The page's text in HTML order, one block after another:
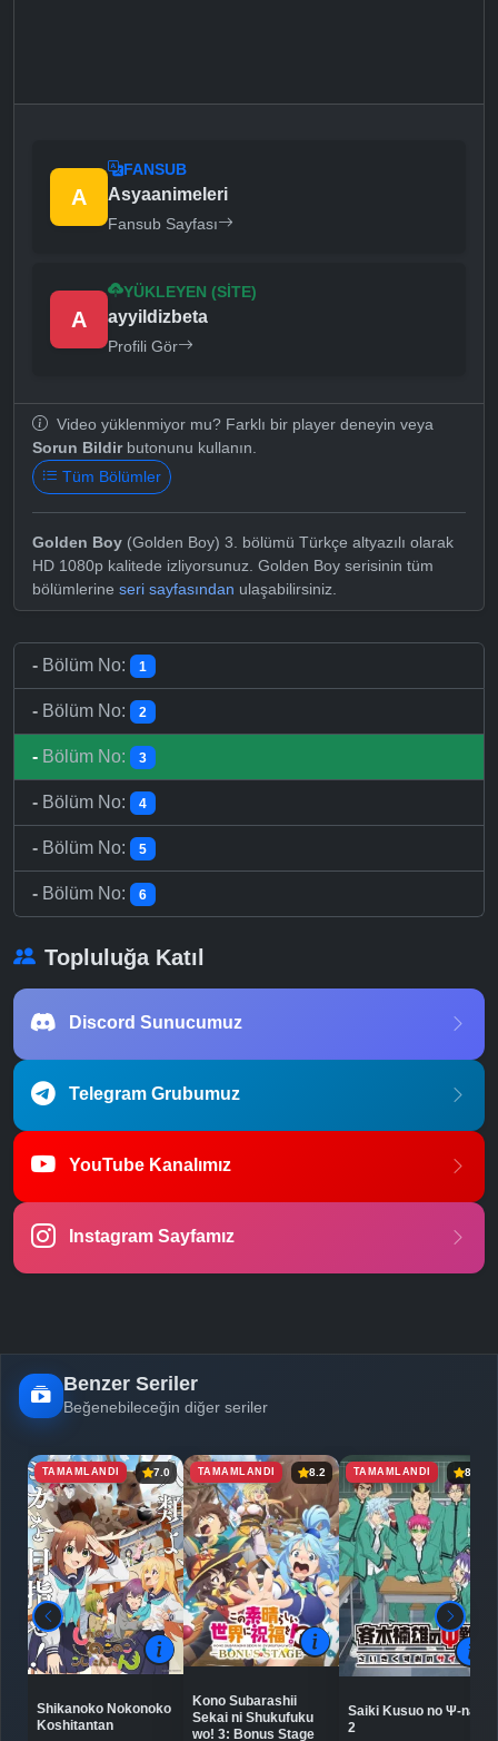
A
FANSUB
Asyaanimeleri
Fansub Sayfası
A
YÜKLEYEN (SITE)
ayyildizbeta
Profili Gör
Video yüklenmiyor mu? Farklı bir player deneyin veya
Sorun Bildirbutonunu kullanın.
Tüm Bölümler
Golden Boy (Golden Boy) 3. bölümü Türkçe altyazılı olarak
HD 1080p kalitede izliyorsunuz. Golden Boy serisinin tüm
bölümlerine seri sayfasından ulaşabilirsiniz.
- Bölüm No: 1
- Bölüm No: 2
- Bölüm No: 3
- Bölüm No: 4
- Bölüm No: 5
- Bölüm No: 6
Topluluğa Katıl
Discord Sunucumuz
Telegram Grubumuz
YouTube Kanalımız
Instagram Sayfamız
Benzer Seriler
Beğenebileceğin diğer seriler
TAMAMLANDI 7.0
Shikanoko Nokonoko
Koshitantan
TAMAMLANDI 8.2
Kono Subarashii
Sekai ni Shukufuku
wo! 3: Bonus Stage
TAMAMLANDI 8.4
Saiki Kusuo no Ψ-nan
2